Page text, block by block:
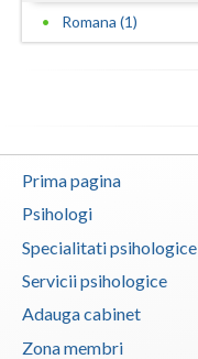
Sibiu
Tulcea
Vaslui
Vrancea
Romana (1)
Prima pagina
Psihologi
Specialitati psihologice
Servicii psihologice
Adauga cabinet
Zona membri